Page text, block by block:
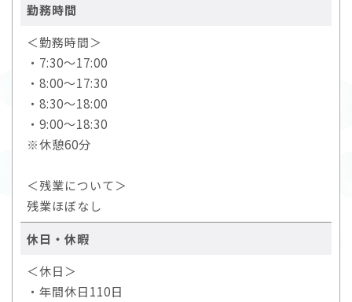
勤務時間
＜勤務時間＞
・7:30～17:00
・8:00～17:30
・8:30～18:00
・9:00～18:30
※休憩60分
＜残業について＞
残業ほぼなし
休日・休暇
＜休日＞
・年間休日110日